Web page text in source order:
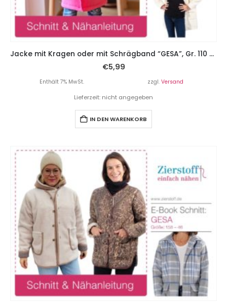
Jacke mit Kragen oder mit Schrägband “GESA”, Gr. 110 – 152
€5,99
Enthält 7% MwSt. zzgl. Versand
Lieferzeit: nicht angegeben
IN DEN WARENKORB